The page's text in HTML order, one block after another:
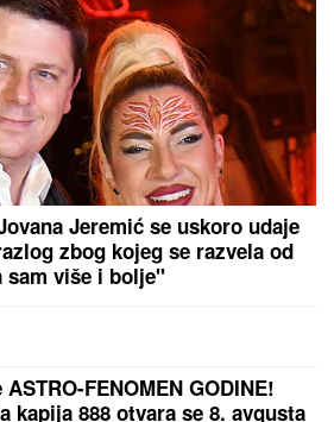
Ričard Gir zabavljao
ekipu na setu: Dok je
snimao sa mladom
koleginicom, napravio
potez koji je sve
nasmejao (VIDEO)